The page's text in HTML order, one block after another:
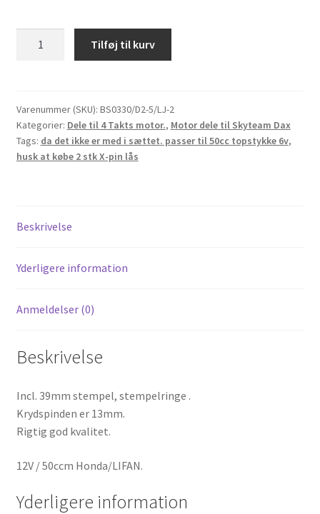
KUN
TIL
12V
motor
Tilføj til kurv
Varenummer (SKU): BS0330/D2-5/LJ-2
Kategorier: Dele til 4 Takts motor., Motor dele til Skyteam Dax
Tags: da det ikke er med i sættet. passer til 50cc topstykke 6v,
husk at købe 2 stk X-pin lås
Beskrivelse
Yderligere information
Anmeldelser (0)
Beskrivelse
Incl. 39mm stempel, stempelringe .
Krydspinden er 13mm.
Rigtig god kvalitet.
12V / 50ccm Honda/LIFAN.
Yderligere information